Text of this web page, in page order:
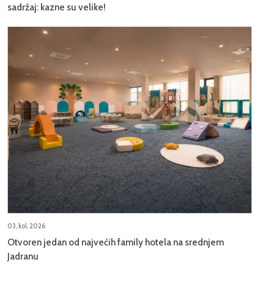
sadržaj: kazne su velike!
03, kol, 2026
Otvoren jedan od najvećih family hotela na srednjem
Jadranu